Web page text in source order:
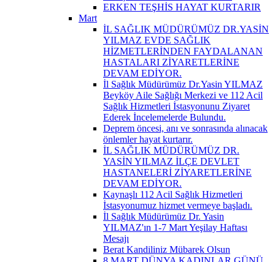
ERKEN TEŞHİS HAYAT KURTARIR
Mart
İL SAĞLIK MÜDÜRÜMÜZ DR.YASİN
YILMAZ EVDE SAĞLIK
HİZMETLERİNDEN FAYDALANAN
HASTALARI ZİYARETLERİNE
DEVAM EDİYOR.
İl Sağlık Müdürümüz Dr.Yasin YILMAZ
Beyköy Aile Sağlığı Merkezi ve 112 Acil
Sağlık Hizmetleri İstasyonunu Ziyaret
Ederek İncelemelerde Bulundu.
Deprem öncesi, anı ve sonrasında alınacak
önlemler hayat kurtarır.
İL SAĞLIK MÜDÜRÜMÜZ DR.
YASİN YILMAZ İLÇE DEVLET
HASTANELERİ ZİYARETLERİNE
DEVAM EDİYOR.
Kaynaşlı 112 Acil Sağlık Hizmetleri
İstasyonumuz hizmet vermeye başladı.
İl Sağlık Müdürümüz Dr. Yasin
YILMAZ'ın 1-7 Mart Yeşilay Haftası
Mesajı
Berat Kandiliniz Mübarek Olsun